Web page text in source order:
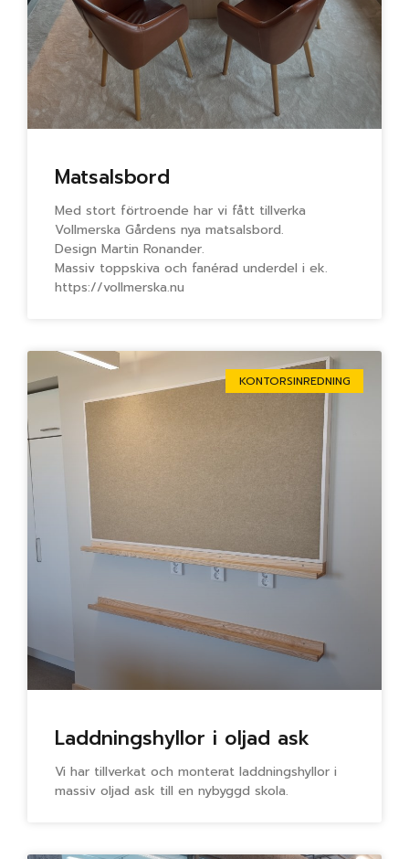
Matsalsbord
Med stort förtroende har vi fått tillverka
Vollmerska Gårdens nya matsalsbord.
Design Martin Ronander.
Massiv toppskiva och fanérad underdel i ek.
https://vollmerska.nu
KONTORSINREDNING
Laddningshyllor i oljad ask
Vi har tillverkat och monterat laddningshyllor i
massiv oljad ask till en nybyggd skola.